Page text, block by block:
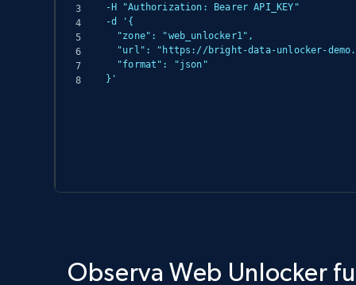
-H "Authorization: Bearer API_KEY"
-d '{
}'
Observa Web Unlocker